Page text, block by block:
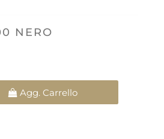
NERO
Agg. Carrello